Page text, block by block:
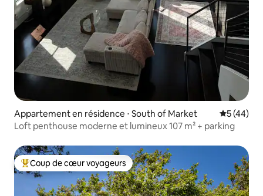
Appartement en résidence ⋅ South of Market
5 (44)
Loft penthouse moderne et lumineux 107 m² + parking
Coups de cœur voyageurs les plus appréciés
Coup de cœur voyageurs